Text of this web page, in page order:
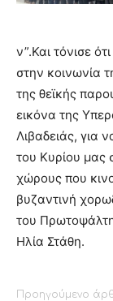
ν”.Και τόνισε
στην κοινωνία
της θεϊκής
εικόνα της
Λιβαδειάς, για
του Κυρίου μας
χώρους που
βυζαντινή
του
Ηλία Στάθη.
Προηγούμενο